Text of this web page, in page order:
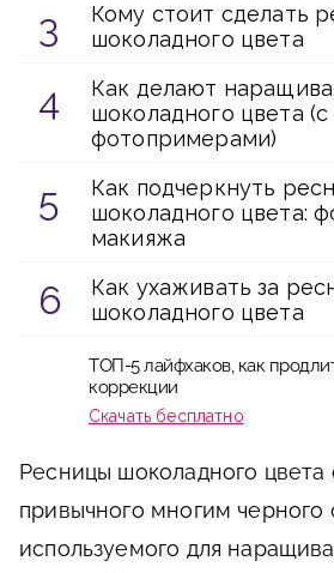
Кому стоит сделать
шоколадного цвета
Как делают
шоколадного цвета (с
фотопримерами)
Как подчеркнуть
шоколадного цвета:
макияжа
Как ухаживать за
шоколадного цвета
ТОП-5 лайфхаков, как
коррекции
Скачать бесплатно
Ресницы шоколадного цвета
привычного многим черного
используемого для